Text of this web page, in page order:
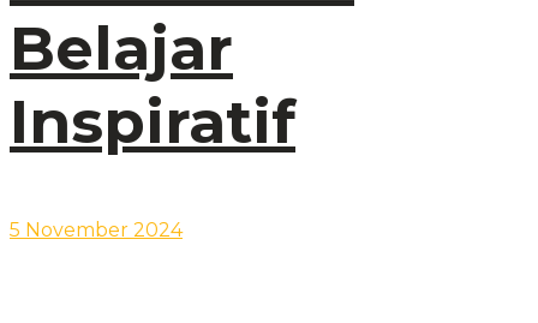
Belajar
Inspiratif
5 November 2024